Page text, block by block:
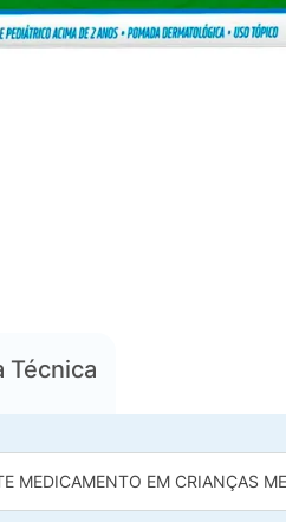
Técnica
MEDICAMENTO EM CRIANÇAS